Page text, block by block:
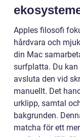
Apples filosofi
hårdvara och
din Mac
surfplatta. Du
avsluta den vid
manuellt. Det
urklipp, samtal
bakgrunden.
matcha för ett